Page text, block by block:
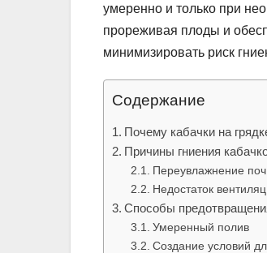
умеренно и только при
прореживая плоды и
минимизировать риск
Содержание
Почему кабачки на
Причины гниения
Переувлажнение
Недостаток
Способы
Умеренный полив
Создание условий